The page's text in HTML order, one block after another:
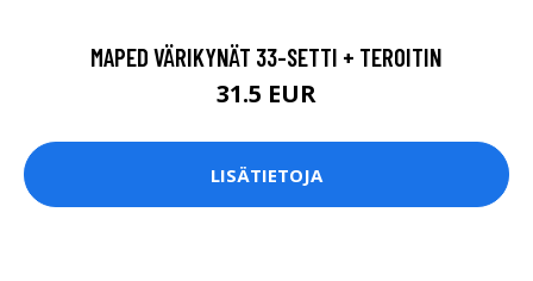
MAPED VÄRIKYNÄT 33-SETTI + TEROITIN
31.5 EUR
LISÄTIETOJA